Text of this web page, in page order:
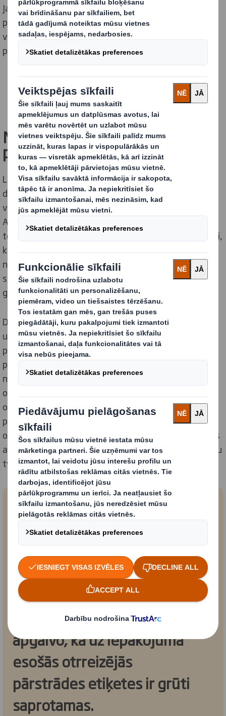
Jauni dati liecina, ka Apvienotajā Karalistē veidojas
paaudžu atšķirības otrreizējās pārstrādes jomā -
vecāka gadagājuma cilvēki ir pārliecinātāki par jaunāko
paaudzi, kad runa ir par izpratni, ko un kā pārstrādāt.
Nepieciešama lielāka skaidrība
par otrreizējo pārstrādi
Lai gan Z paaudzi bieži vien uzskata par videi
draudzīgāko, no visām aptaujātajām vecuma grupām
viņiem ir vismazākā pārliecība par otrreizējo pārstrādi.
Aptaujā noskaidrojās, ka viņi ir mazāk pārliecināti par
to, kādu iepakojumu var pārstrādāt (66%), nekā cilvēki,
kuri ir vecāki par 55 gadiem (81%), un divreiz biežāk
nezina, kur atrast padomu par pārstrādi (11%),
salīdzinot tikai ar 4% cilvēku, kuri ir vecāki par 55
gadiem.
Divas trešdaļas Z paaudzes respondentu (67%)
uzskata, ka Apvienotajā Karalistē ir šķēršļi otrreizējai
pārstrādei, salīdzinot ar 41% respondentu, kas vecāki
par 55 gadiem, kas liecina, ka, iespējams, ir
nepieciešamas izmaiņas Apvienotās Karalistes
otrreizējās pārstrādes infrastruktūrā, lai uzlabotu
otrreizējo pārstrādi jaunākās paaudzes vidū. Kā
problēmas viņi min neskaidrības par to, kādas
otrreizējai pārstrādei derīgas preces var ievietot kādās
atkritumu tvertnēs (20 %), un nepietiekamu atkritumu
tvertņu skaitu, ko nodrošina vietējās iestādes (16 %).
63%
no Z paaudzes pārstāvjiem
apgalvo, ka uz iepakojuma
esošās otrreizējās
pārstrādes etiķetes ir grūti
saprotamas.